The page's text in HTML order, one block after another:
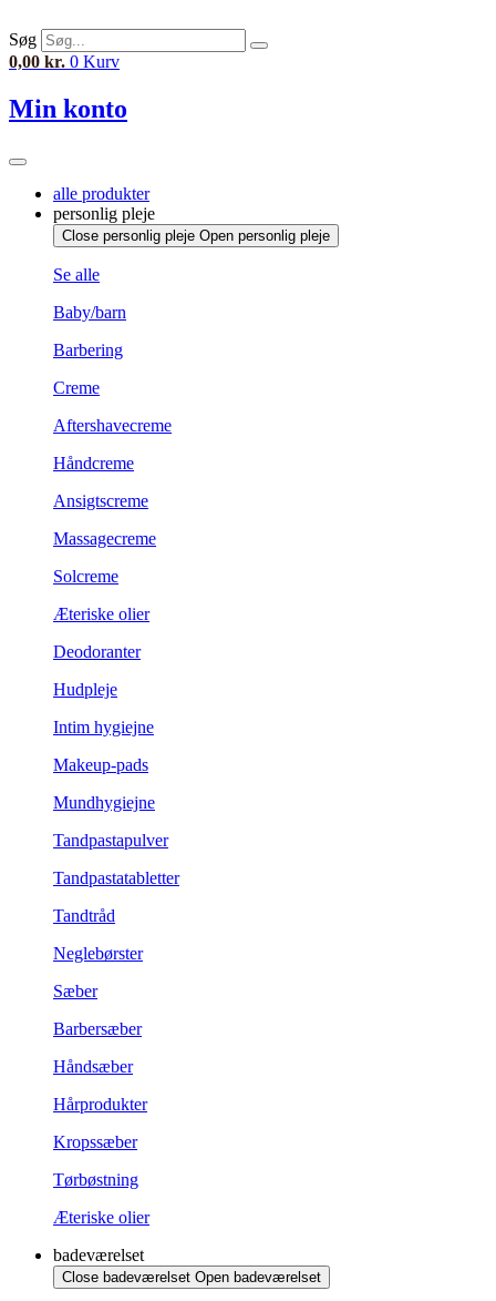
til
indhold
Søg
0,00 kr. 0 Kurv
Min konto
alle produkter
personlig pleje
Close personlig pleje Open personlig pleje
Se alle
Baby/barn
Barbering
Creme
Aftershavecreme
Håndcreme
Ansigtscreme
Massagecreme
Solcreme
Æteriske olier
Deodoranter
Hudpleje
Intim hygiejne
Makeup-pads
Mundhygiejne
Tandpastapulver
Tandpastatabletter
Tandtråd
Neglebørster
Sæber
Barbersæber
Håndsæber
Hårprodukter
Kropssæber
Tørbøstning
Æteriske olier
badeværelset
Close badeværelset Open badeværelset